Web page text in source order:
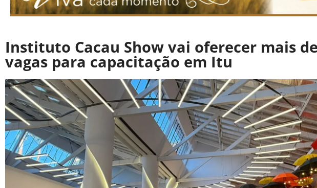
Instituto Cacau Show vai oferecer mais
vagas para capacitação em Itu